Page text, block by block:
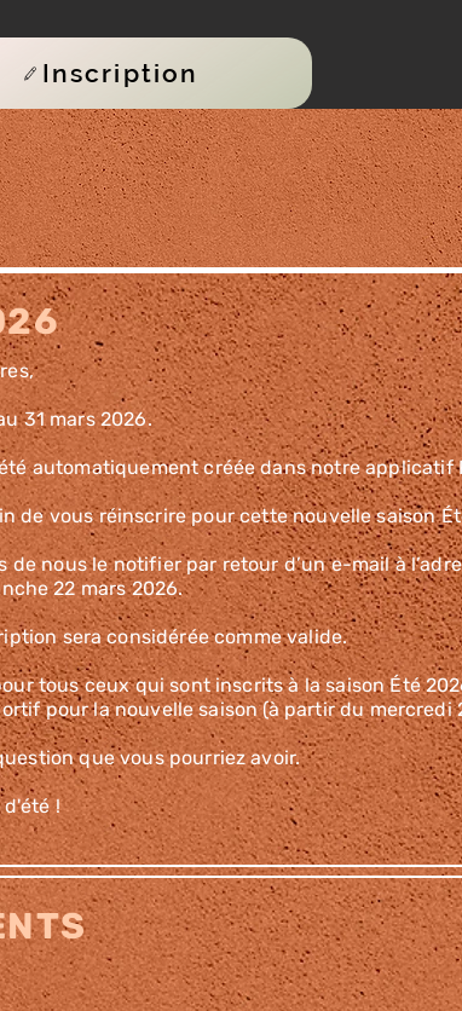
Inscription
31 mars 2026.
automatiquement créée dans notre applicatif
de vous réinscrire pour cette nouvelle saison
nous le notifier par retour d’un e-mail à
22 mars 2026.
sera considérée comme valide.
tous ceux qui sont inscrits à la saison Été
pour la nouvelle saison (à partir du mercredi
que vous pourriez avoir.
!